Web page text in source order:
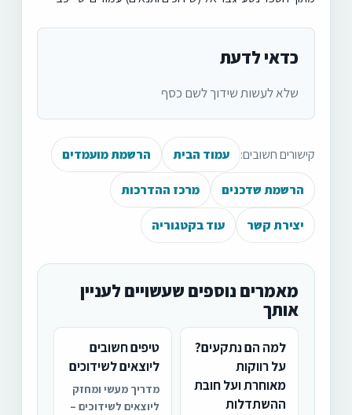
כדאי לדעת
שלא לעשות שידוך לשם כסף
קישורים חשובים: עמוד הבית הרשמת מועמדים
הרשמת שדכנים מרכז ההדרכות
יצירת קשר עוד בקטגוריה
מאמרים נוספים שעשויים לעניין
אותך
למה הם נתקעים?
על רווקות
מאוחרת ועל חובת
ההשתדלות
טיפים חשובים
ליוצאים לשידוכים
מדריך מעשי ומחזק
ליוצאים לשידוכים –